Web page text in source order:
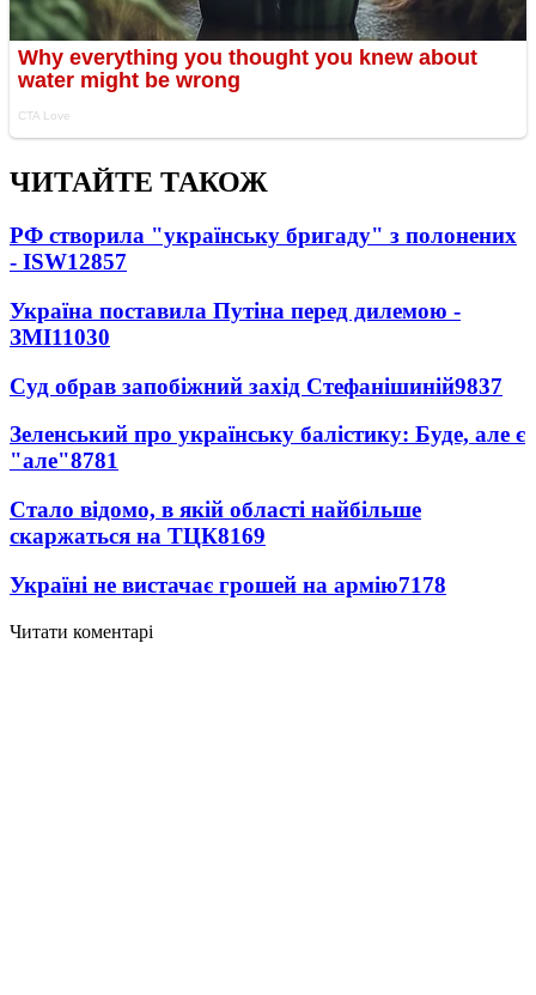
ЧИТАЙТЕ ТАКОЖ
РФ створила "українську бригаду" з полонених
- ISW12857
Україна поставила Путіна перед дилемою -
ЗМІ11030
Суд обрав запобіжний захід Стефанішиній9837
Зеленський про українську балістику: Буде, але є
"але"8781
Стало відомо, в якій області найбільше
скаржаться на ТЦК8169
Україні не вистачає грошей на армію7178
Читати коментарі